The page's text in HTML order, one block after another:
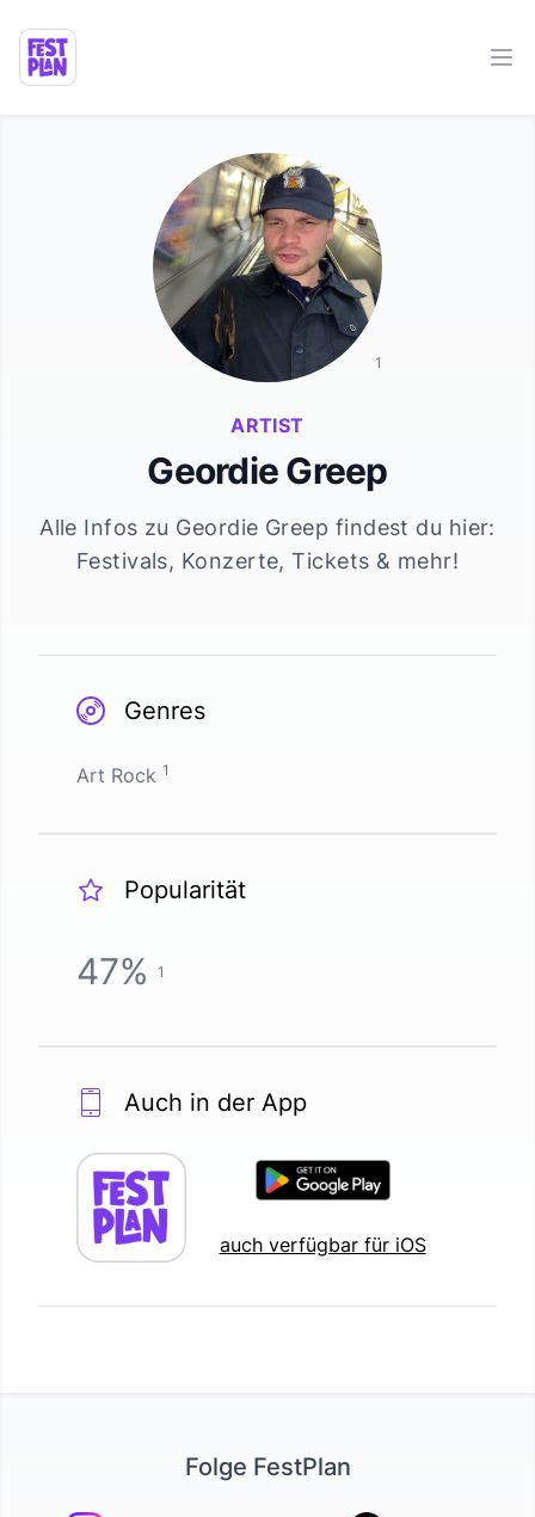
ARTIST
Geordie Greep
Alle Infos zu Geordie Greep findest du hier:
Festivals, Konzerte, Tickets & mehr!
1
Genres
Art Rock 1
Popularität
47% 1
Auch in der App
auch verfügbar für iOS
Folge FestPlan